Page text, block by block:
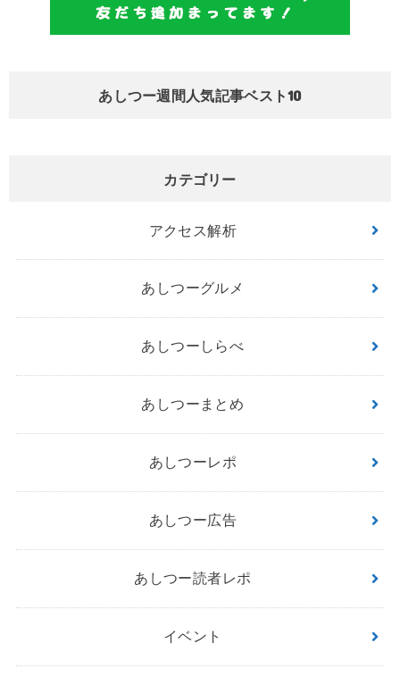
あしつー週間人気記事ベスト10
カテゴリー
アクセス解析
あしつーグルメ
あしつーしらべ
あしつーまとめ
あしつーレポ
あしつー広告
あしつー読者レポ
イベント